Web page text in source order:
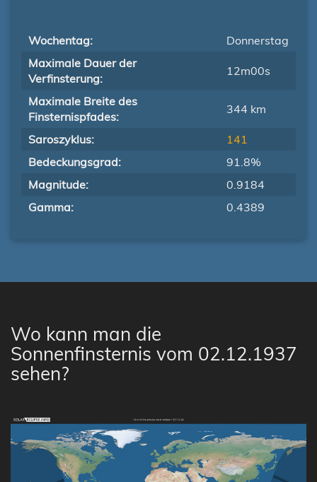
Wochentag:
Donnerstag
Maximale Dauer der
Verfinsterung:
12m00s
Maximale Breite des
Finsternispfades:
344 km
Saroszyklus:
141
Bedeckungsgrad:
91.8%
Magnitude:
0.9184
Gamma:
0.4389
Wo kann man die
Sonnenfinsternis vom 02.12.1937
sehen?